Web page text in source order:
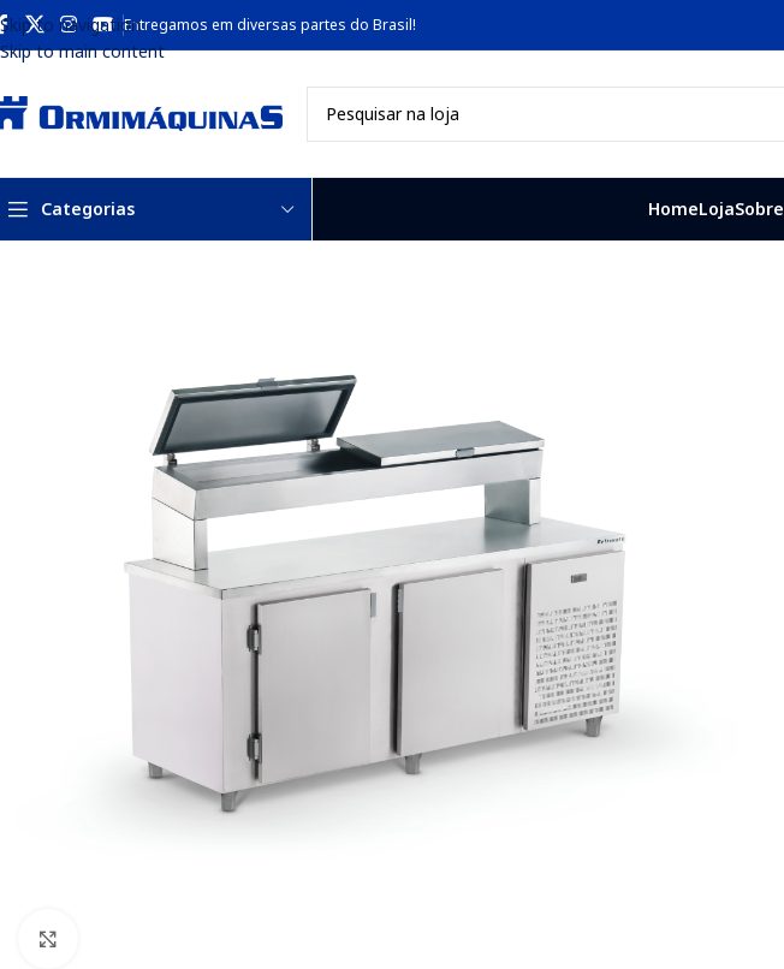
Skip to navigation
Skip to main content
Entregamos em diversas partes do Brasil!
Categorias HomeLojaSobre